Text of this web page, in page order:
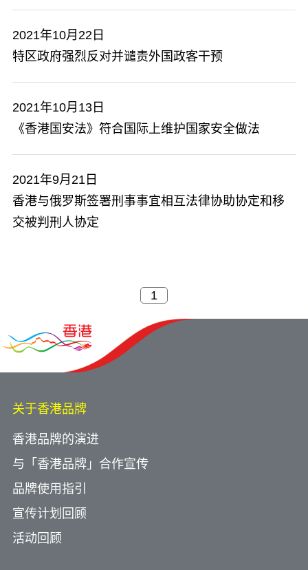
2021年10月22日
特区政府强烈反对并谴责外国政客干预
2021年10月13日
《香港国安法》符合国际上维护国家安全做法
2021年9月21日
香港与俄罗斯签署刑事事宜相互法律协助协定和移
交被判刑人协定
关于香港品牌
香港品牌的演进
与「香港品牌」合作宣传
品牌使用指引
宣传计划回顾
活动回顾